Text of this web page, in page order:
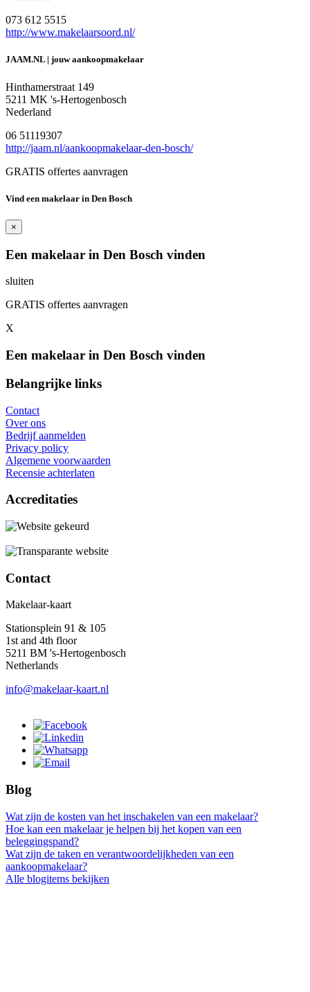
073 612 5515
http://www.makelaarsoord.nl/
JAAM.NL | jouw aankoopmakelaar
Hinthamerstraat 149
5211 MK 's-Hertogenbosch
Nederland
06 51119307
http://jaam.nl/aankoopmakelaar-den-bosch/
GRATIS offertes aanvragen
Vind een makelaar in Den Bosch
×
Een makelaar in Den Bosch vinden
sluiten
GRATIS offertes aanvragen
X
Een makelaar in Den Bosch vinden
Belangrijke links
Contact
Over ons
Bedrijf aanmelden
Privacy policy
Algemene voorwaarden
Recensie achterlaten
Accreditaties
Contact
Makelaar-kaart
Stationsplein 91 & 105
1st and 4th floor
5211 BM 's-Hertogenbosch
Netherlands
info@makelaar-kaart.nl
Blog
Wat zijn de kosten van het inschakelen van een makelaar?
Hoe kan een makelaar je helpen bij het kopen van een
beleggingspand?
Wat zijn de taken en verantwoordelijkheden van een
aankoopmakelaar?
Alle blogitems bekijken